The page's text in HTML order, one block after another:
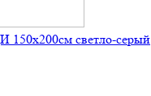
светло-серый